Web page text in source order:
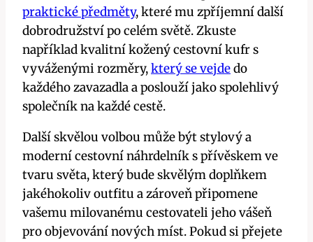
praktické předměty, které mu zpříjemní další
dobrodružství po celém světě. Zkuste
například kvalitní kožený cestovní kufr s
vyváženými rozměry,který se vejdedo
každého zavazadla a poslouží jako spolehlivý
společník na každé cestě.
Další skvělou volbou může být stylový a
moderní cestovní náhrdelník s přívěskem ve
tvaru světa, který bude skvělým doplňkem
jakéhokoliv outfitu a zároveň připomene
vašemu milovanému cestovateli jeho vášeň
pro objevování nových míst. Pokud si přejete